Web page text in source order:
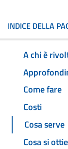
INDICE DELLA
A chi è
Come fare
Costi
Cosa serve
Cosa si